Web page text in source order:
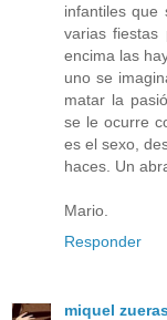
infantiles que
varias fiestas
encima las
uno se
matar la
se le ocurre
es el sexo,
haces. Un
Mario.
Responder
miquel